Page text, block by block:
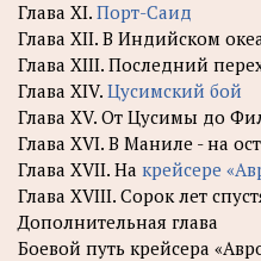
Глава XI. Порт-Саид
Глава XII. В Индийском
Глава XIII. Последний
Глава XIV. Цусимский бой
Глава XV. От Цусимы до
Глава XVI. В Маниле - на
Глава XVII. На крейсере
Глава XVIII. Сорок лет
Дополнительная глава
Боевой путь крейсера